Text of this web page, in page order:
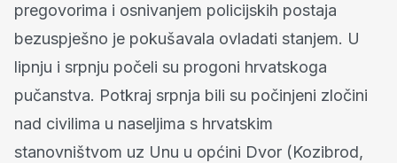
pregovorima i osnivanjem policijskih postaja
bezuspješno je pokušavala ovladati stanjem. U
lipnju i srpnju počeli su progoni hrvatskoga
pučanstva. Potkraj srpnja bili su počinjeni zločini
nad civilima u naseljima s hrvatskim
stanovništvom uz Unu u općini Dvor (Kozibrod,